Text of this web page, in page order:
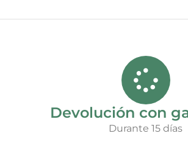
Devolución con
Durante 15 días